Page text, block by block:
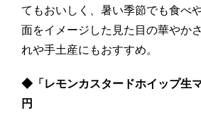
てもおいしく、暑い季節でも食べ
面をイメージした見た目の華やか
れや手土産にもおすすめ。
◆「レモンカスタードホイップ生
円